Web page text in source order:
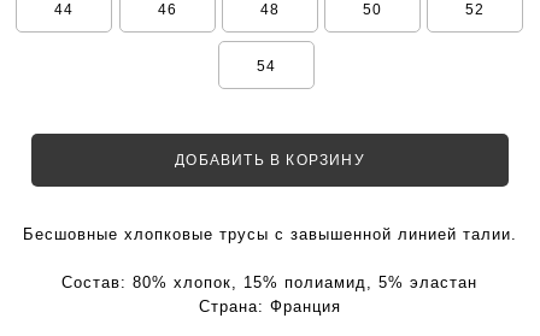
44 46 48 50 52
54
ДОБАВИТЬ В КОРЗИНУ
Бесшовные хлопковые трусы с завышенной линией талии.
Состав:80% хлопок, 15% полиамид, 5% эластан
Страна: Франция